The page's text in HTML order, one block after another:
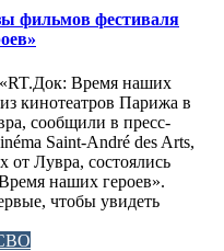
фильмов фестиваля
Время наших
кинотеатров Парижа в
сообщили в пресс-
Saint-André des Arts,
от Лувра, состоялись
наших героев».
чтобы увидеть